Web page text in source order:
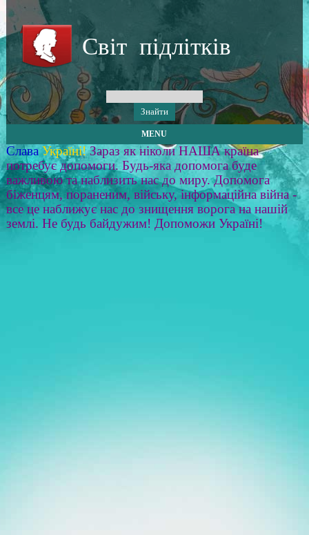
Світ підлітків
MENU
Слава Україні! Зараз як ніколи НАША країна
потребує допомоги. Будь-яка допомога буде
важливою та наблизить нас до миру. Допомога
біженцям, пораненим, війську, інформаційна війна -
все це наближує нас до знищення ворога на нашій
землі. Не будь байдужим! Допоможи Україні!